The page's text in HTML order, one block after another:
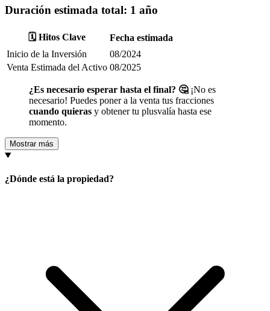
Duración estimada total: 1 año
🗓️ Hitos Clave
Fecha estimada
Inicio de la Inversión
08/2024
Venta Estimada del Activo 08/2025
¿Es necesario esperar hasta el final? 🤔¡No es
necesario! Puedes poner a la venta tus fracciones
cuando quieras y obtener tu plusvalía hasta ese
momento.
Mostrar más
¿Dónde está la propiedad?